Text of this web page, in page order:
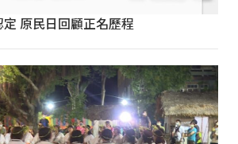
原民日回顧正名歷程